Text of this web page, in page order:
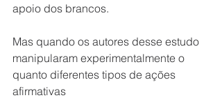
apoio dos brancos.
Mas quando os autores desse estudo
manipularam experimentalmente o
quanto diferentes tipos de ações
afirmativas